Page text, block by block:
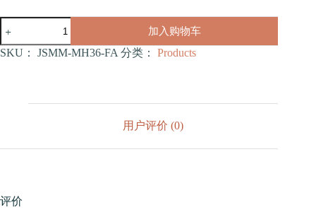
具
小
架
加入购物车
SKU： JSMM-MH36-FA 分类： Products
用户评价 (0)
评价